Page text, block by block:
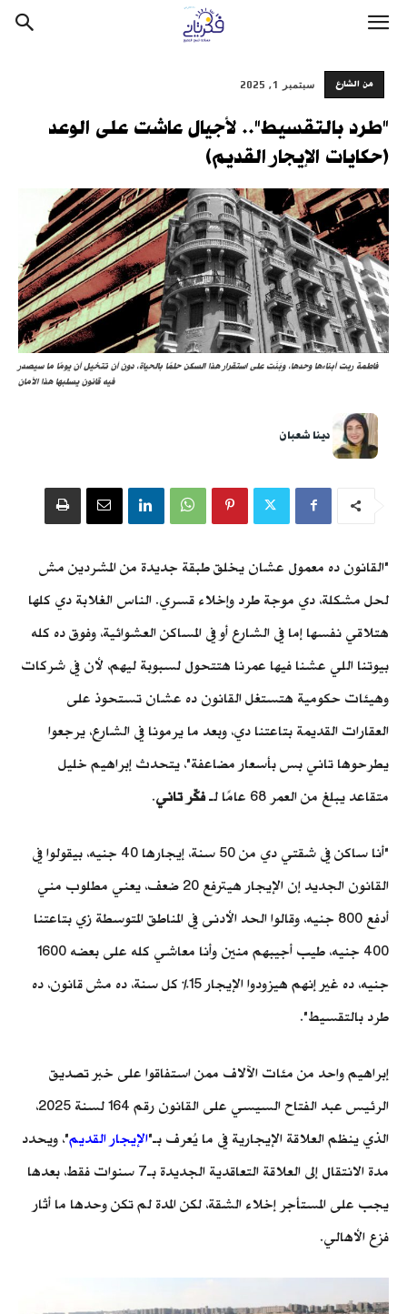
من الشارع سبتمبر 1, 2025
"طرد بالتقسيط".. لأجيال عاشت على الوعد
(حكايات الإيجار القديم)
فاطمة ربت أبناءها وحدها، وبَنَت على استقرار هذا السكن حلمًا بالحياة، دون أن تتخيل أن يومًا ما سيصدر
فيه قانون يسلبها هذا الأمان
دينا شعبان
"القانون ده معمول عشان يخلق طبقة جديدة من المشردين مش
لحل مشكلة، دي موجة طرد وإخلاء قسري. الناس الغلابة دي كلها
هتلاقي نفسها إما في الشارع أو في المساكن العشوائية، وفوق ده كله
بيوتنا اللي عشنا فيها عمرنا هتتحول لسبوبة ليهم، لأن في شركات
وهيئات حكومية هتستغل القانون ده عشان تستحوذ على
العقارات القديمة بتاعتنا دي، وبعد ما يرمونا في الشارع، يرجعوا
يطرحوها تاني بس بأسعار مضاعفة"، يتحدث إبراهيم خليل
متقاعد يبلغ من العمر 68 عامًا لـ
فكّر تاني.
"أنا ساكن في شقتي دي من 50 سنة، إيجارها 40 جنيه، بيقولوا في
القانون الجديد إن الإيجار هيترفع 20 ضعف، يعني مطلوب مني
أدفع 800 جنيه، وقالوا الحد الأدنى في المناطق المتوسطة زي بتاعتنا
400 جنيه، طيب أجيبهم منين وأنا معاشي كله على بعضه 1600
جنيه، ده غير إنهم هيزودوا الإيجار 15% كل سنة، ده مش قانون، ده
طرد بالتقسيط".
إبراهيم واحد من مئات الآلاف ممن استفاقوا على خبر تصديق
الرئيس عبد الفتاح السيسي على القانون رقم 164 لسنة 2025،
الذي ينظم العلاقة الإيجارية في ما يُعرف بـ"الإيجار القديم"، ويحدد
مدة الانتقال إلى العلاقة التعاقدية الجديدة بـ7 سنوات فقط، بعدها
يجب على المستأجر إخلاء الشقة، لكن المدة لم تكن وحدها ما أثار
فزع الأهالي.